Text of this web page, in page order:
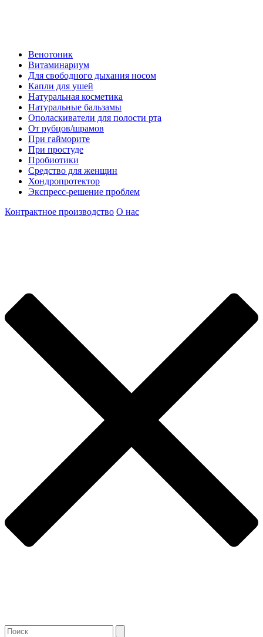
Венотоник
Витаминариум
Для свободного дыхания носом
Капли для ушей
Натуральная косметика
Натуральные бальзамы
Ополаскиватели для полости рта
От рубцов/шрамов
При гайморите
При простуде
Пробиотики
Средство для женщин
Хондропротектор
Экспресс-решение проблем
Контрактное производство О нас